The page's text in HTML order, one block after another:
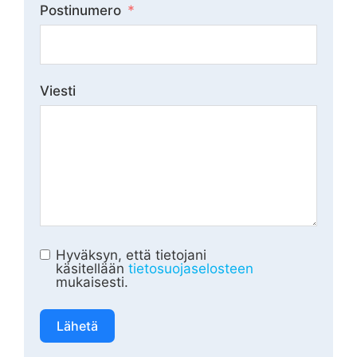
Postinumero
Viesti
Hyväksyn, että tietojani
käsitellään tietosuojaselosteen
mukaisesti.
Lähetä